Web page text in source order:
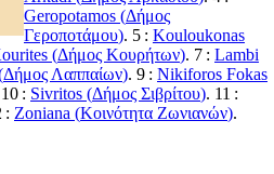
Geropotamos (Δήμος
Γεροποτάμου). 5 : Kouloukonas
(Δήμος Κουρήτων). 7 : Lambi
Δήμος Λαππαίων). 9 : Nikiforos Fokas
: Sivritos (Δήμος Σιβρίτου). 11 :
: Zoniana (Κοινότητα Ζωνιανών).